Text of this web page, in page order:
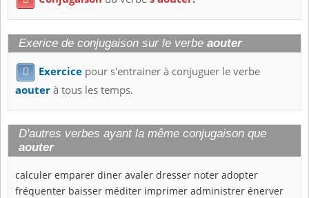
Exerice de conjugaison sur le verbe aouter
 Exercice pour s'entrainer à conjuguer le verbe
aouterà tous les temps.
D'autres verbes ayant la même conjugaison que
aouter
calculer emparer diner avaler dresser noter adopter
fréquenter baisser méditer imprimer administrer énerver